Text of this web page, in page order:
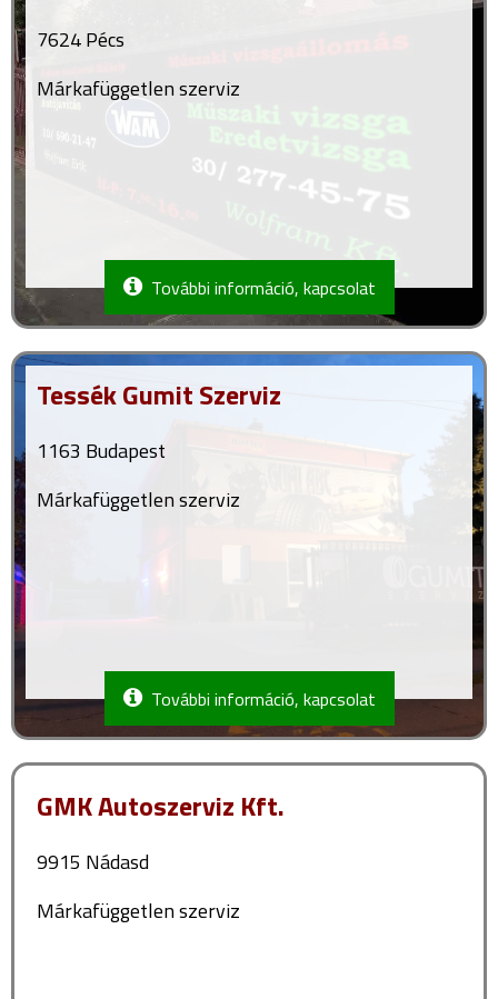
7624 Pécs
Márkafüggetlen szerviz
További információ, kapcsolat
Tessék Gumit Szerviz
1163 Budapest
Márkafüggetlen szerviz
További információ, kapcsolat
GMK Autoszerviz Kft.
9915 Nádasd
Márkafüggetlen szerviz